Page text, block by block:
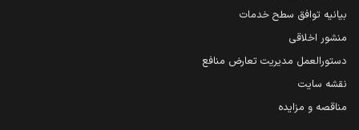
بیانیه توافق سطح خدمات
منشور اخلاقی
دستورالعمل مدیریت تعارض منافع
نقشه سایت
مناقصه و مزایده